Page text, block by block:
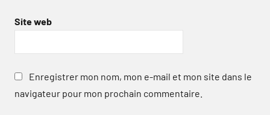
Site web
Enregistrer mon nom, mon e-mail et mon site dans le
navigateur pour mon prochain commentaire.